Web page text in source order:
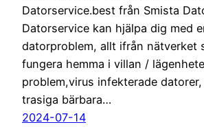
Datorservice.best från Smista
Datorservice kan hjälpa dig med
datorproblem, allt ifrån nätverket
fungera hemma i villan /
problem,virus infekterade datorer,
trasiga bärbara…
2024-07-14